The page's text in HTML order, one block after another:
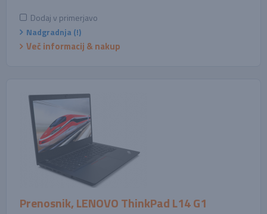
Dodaj v primerjavo
Nadgradnja (!)
Več informacij & nakup
Prenosnik, LENOVO ThinkPad L14 G1